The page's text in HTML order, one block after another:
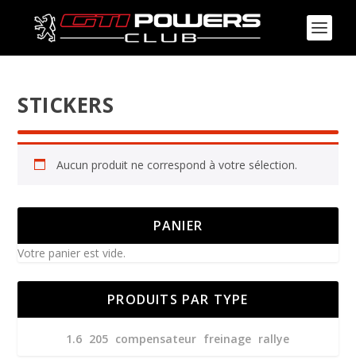
STICKERS
Aucun produit ne correspond à votre sélection.
PANIER
Votre panier est vide.
PRODUITS PAR TYPE
1.6 205 compensateur freinage rallye